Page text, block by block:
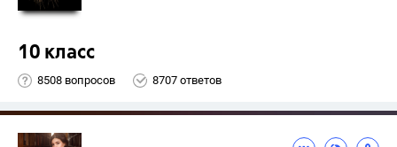
10 класс
8508 вопросов 8707 ответов